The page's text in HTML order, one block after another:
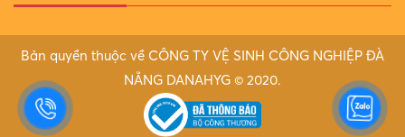
Bản quyền thuộc về CÔNG TY VỆ SINH CÔNG NGHIỆP ĐÀ
NẴNG DANAHYG © 2020.